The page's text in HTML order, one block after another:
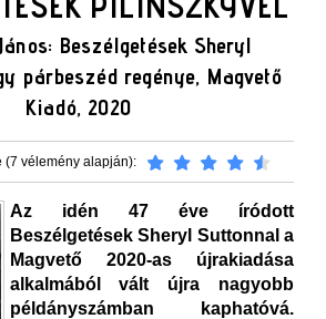
Beszélgetések Sheryl
párbeszéd regénye, Magvető
Kiadó, 2020
(7 vélemény alapján):
Az idén 47 éve íródott
Beszélgetések Sheryl Suttonnal a
Magvető 2020-as újrakiadása
alkalmából vált újra nagyobb
példányszámban kaphatóvá.